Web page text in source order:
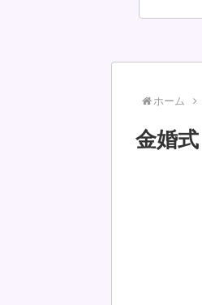
ホーム
金婚式